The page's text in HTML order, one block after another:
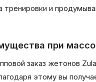
тренировки и
при
заказ жетонов
этому вы